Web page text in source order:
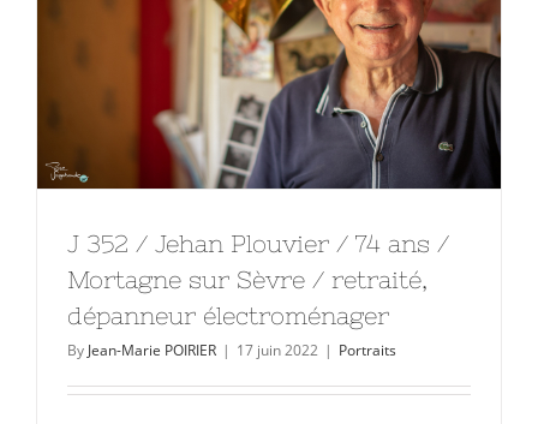
J 352 / Jehan Plouvier / 74 ans /
Mortagne sur Sèvre / retraité,
dépanneur électroménager
By Jean-Marie POIRIER | 17 juin 2022 | Portraits